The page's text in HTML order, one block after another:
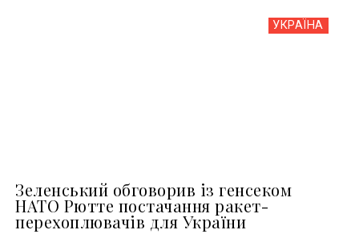
УКРАЇНА
Зеленський обговорив із генсеком
НАТО Рютте постачання ракет-
перехоплювачів для України